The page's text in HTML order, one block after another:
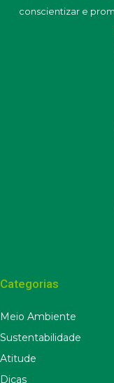
conscientizar e
Categorias
Meio Ambiente
Sustentabilidade
Atitude
Dicas